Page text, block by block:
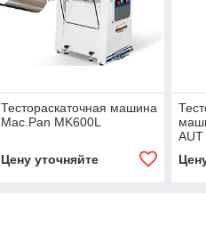
Тестораскаточная машина
Mac.Pan MK600L
Цену уточняйте